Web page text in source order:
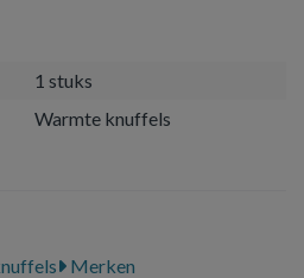
1 stuks
Warmte knuffels
Merken